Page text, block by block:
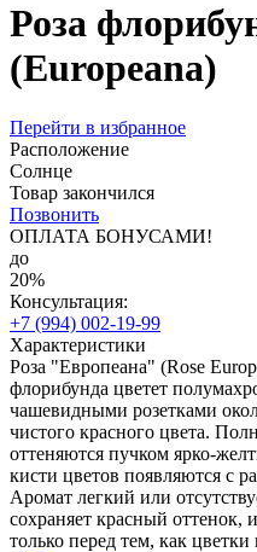
Роза
(Europeana)
Перейти в избранное
Расположение
Солнце
Товар закончился
Позвонить
ОПЛАТА БОНУСАМИ!
до
20%
Консультация:
+7 (994) 002-19-99
Характеристики
Роза "Европеана" (Rose
флорибунда цветет
чашевидными розетками
чистого красного цвета.
оттеняются пучком ярко-
кисти цветов появляются с
Аромат легкий или
сохраняет красный оттенок,
только перед тем, как цветки